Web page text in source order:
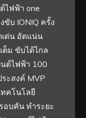
ไฟฟ้า one
ขับ IONIQ ครั้ง
ด่น อัดแน่น
ต็ม ขับได้ไกล
ต์ไฟฟ้า 100
ะสงค์ MVP
คโนโลยี
อบคัน ทำระยะ